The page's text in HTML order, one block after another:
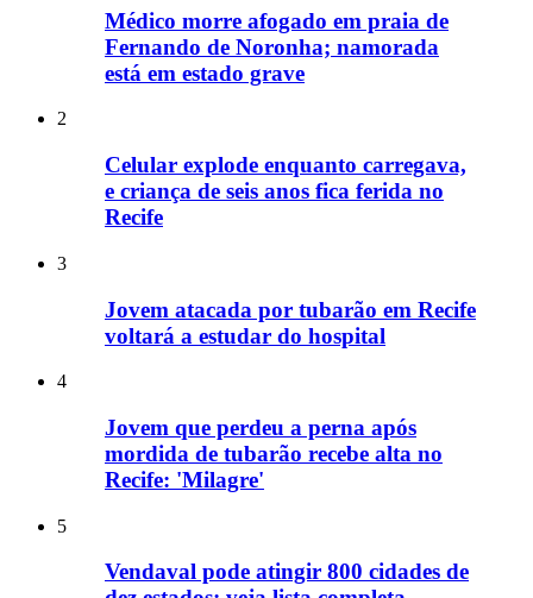
Médico morre afogado em praia de
Fernando de Noronha; namorada
está em estado grave
2
Celular explode enquanto carregava,
e criança de seis anos fica ferida no
Recife
3
Jovem atacada por tubarão em Recife
voltará a estudar do hospital
4
Jovem que perdeu a perna após
mordida de tubarão recebe alta no
Recife: 'Milagre'
5
Vendaval pode atingir 800 cidades de